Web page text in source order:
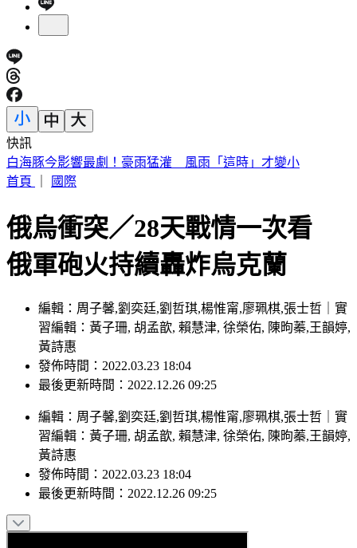
快訊
一路陪伴闖蕩足壇！球王梅西「父親病逝」 享壽68歲
首頁
國際
俄烏衝突／28天戰情一次看
俄軍砲火持續轟炸烏克蘭
編輯：周子馨,劉奕廷,劉哲琪,楊惟甯,廖珮棋,張士哲｜實
習編輯：黃子珊, 胡孟歆, 賴慧津, 徐榮佑, 陳昫蓁,王韻婷,
黃詩惠
發佈時間：2022.03.23 18:04
最後更新時間：2022.12.26 09:25
編輯 ： 周子馨,劉奕廷,劉哲琪,楊惟甯,廖珮棋,張士哲
實
習編輯 ： 黃子珊, 胡孟歆, 賴慧津, 徐榮佑, 陳昫蓁,王韻婷,
黃詩惠
發佈時間： 2022.03.23 18:04
最後更新時間： 2022.12.26 09:25